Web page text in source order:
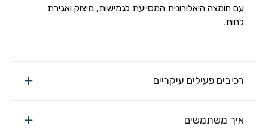
עם חומצה היאלורונית המסייעת לגמישות, מיצוק ואגירת
לחות.
רכיבים פעילים עיקריים
איך משתמשים